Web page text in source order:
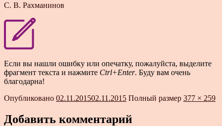
С. В. Рахманинов
Если вы нашли ошибку или опечатку, пожалуйста, выделите
фрагмент текста и нажмите Ctrl+Enter. Буду вам очень
благодарна!
Опубликовано 02.11.201502.11.2015 Полный размер 377 × 259
Добавить комментарий